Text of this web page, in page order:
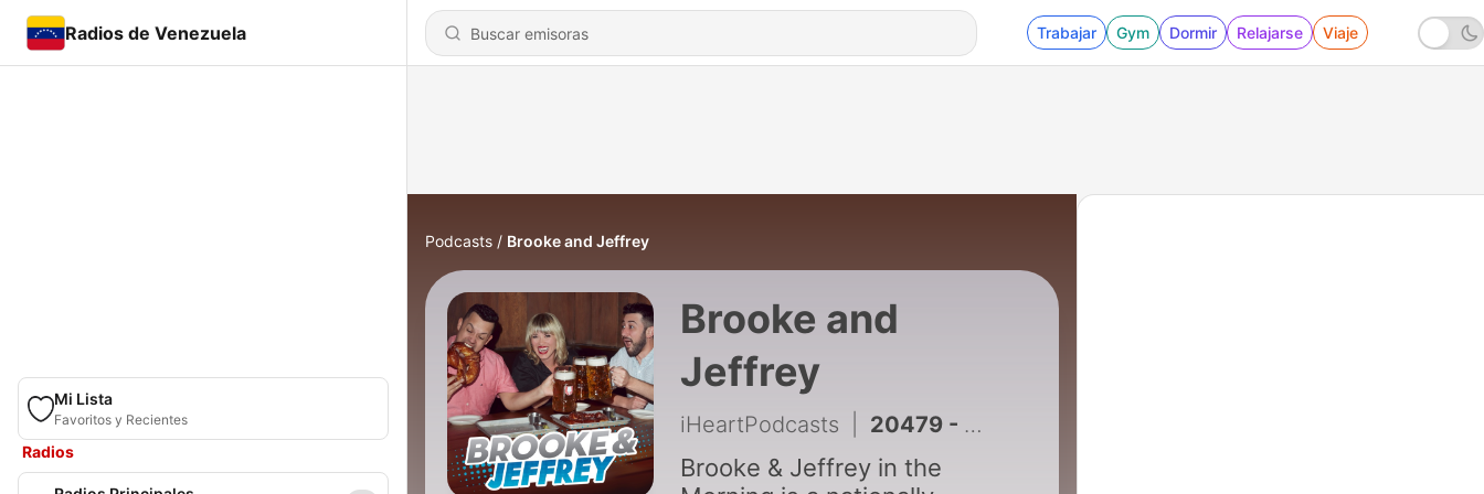
Radios de Venezuela Trabajar Gym Dormir Relajarse Viaje
Mi Lista
Favoritos y Recientes
Radios
Podcasts Brooke and Jeffrey
Brooke and
Jeffrey
iHeartPodcasts 20479 - FULL SHOW: Jeff's Maroon 5 Parody, Second Chance Scott Date + Weirdest Family Habits (8/7/26)
Brooke & Jeffrey in the